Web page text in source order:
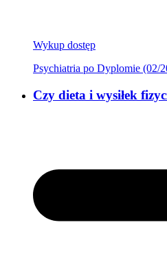
Wykup dostęp
Psychiatria po Dyplomie (02/
Czy dieta i wysiłek